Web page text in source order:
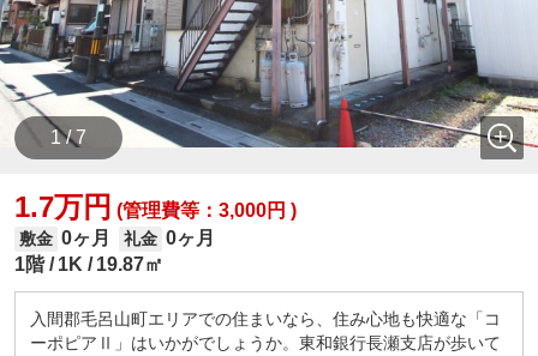
1 / 7
1.7万円 (管理費等：3,000円 )
敷金 0ヶ月 礼金 0ヶ月
1階
1K 19.87㎡
入間郡毛呂山町エリアでの住まいなら、住み心地も快適な「コ
ーポピアⅡ」はいかがでしょうか。東和銀行長瀬支店が歩いて